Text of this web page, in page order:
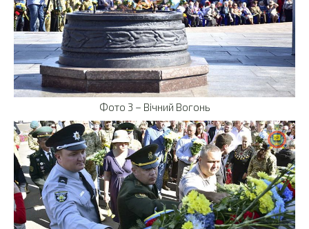
Фото 3 – Вічний Вогонь